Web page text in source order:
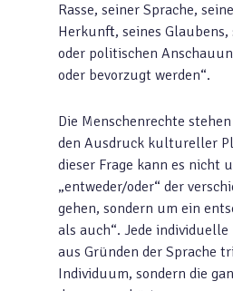
Rasse, seiner Sprache,
Herkunft, seines
oder politischen
oder bevorzugt werden“.
Die Menschenrechte
den Ausdruck kultureller
dieser Frage kann es nicht
„entweder/oder“ der
gehen, sondern um ein
als auch“. Jede
aus Gründen der Sprache
Individuum, sondern die